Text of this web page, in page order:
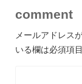
comment
メールアドレス
いる欄は必須項